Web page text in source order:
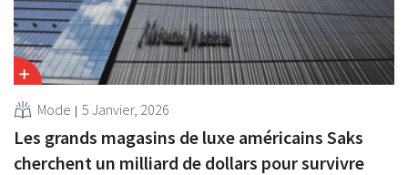
Mode 5 Janvier, 2026
Les grands magasins de luxe américains Saks
cherchent un milliard de dollars pour survivre